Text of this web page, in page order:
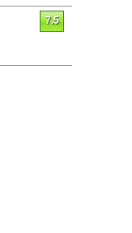
7.5